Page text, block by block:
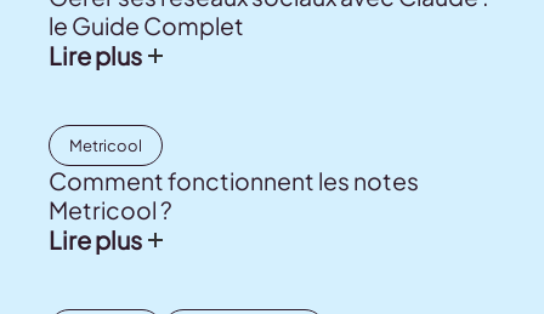
le Guide Complet
Lire plus
Metricool
Comment fonctionnent les notes
Metricool ?
Lire plus